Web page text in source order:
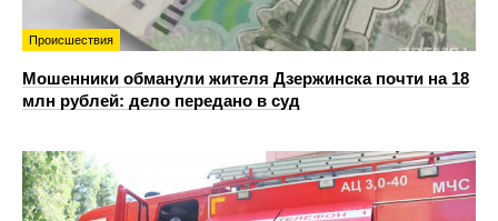
Происшествия
Мошенники обманули жителя Дзержинска почти на 18
млн рублей: дело передано в суд